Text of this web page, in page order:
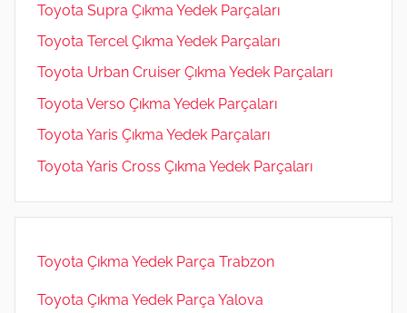
Toyota Supra Çıkma Yedek Parçaları
Toyota Tercel Çıkma Yedek Parçaları
Toyota Urban Cruiser Çıkma Yedek Parçaları
Toyota Verso Çıkma Yedek Parçaları
Toyota Yaris Çıkma Yedek Parçaları
Toyota Yaris Cross Çıkma Yedek Parçaları
Toyota Çıkma Yedek Parça Trabzon
Toyota Çıkma Yedek Parça Yalova